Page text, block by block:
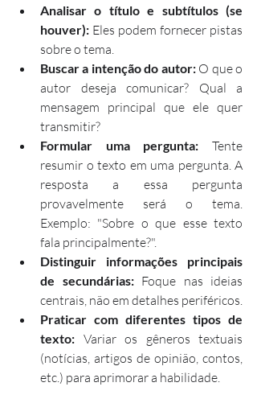
Analisar o título e subtítulos (se
houver): Eles podem fornecer pistas
sobre o tema.
Buscar a intenção do autor: O que o
autor deseja comunicar? Qual a
mensagem principal que ele quer
transmitir?
Formular uma pergunta: Tente
resumir o texto em uma pergunta. A
resposta a essa pergunta
provavelmente será o tema.
Exemplo: "Sobre o que esse texto
fala principalmente?".
Distinguir informações principais
de secundárias: Foque nas ideias
centrais, não em detalhes periféricos.
Praticar com diferentes tipos de
texto: Variar os gêneros textuais
(notícias, artigos de opinião, contos,
etc.) para aprimorar a habilidade.